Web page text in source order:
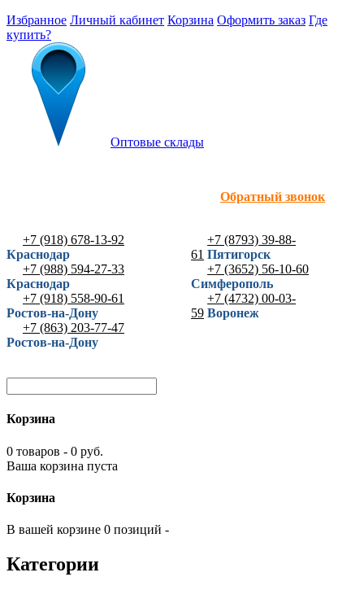
Избранное Личный кабинет Корзина Оформить заказ Где
купить?
Оптовые склады
Обратный звонок
+7 (918) 678-13-92
Краснодар
+7 (988) 594-27-33
Краснодар
+7 (918) 558-90-61
Ростов-на-Дону
+7 (863) 203-77-47
Ростов-на-Дону
+7 (8793) 39-88-
61 Пятигорск
+7 (3652) 56-10-60
Симферополь
+7 (4732) 00-03-
59 Воронеж
Корзина
0 товаров - 0 руб.
Ваша корзина пуста
Корзина
В вашей корзине 0 позиций -
Категории